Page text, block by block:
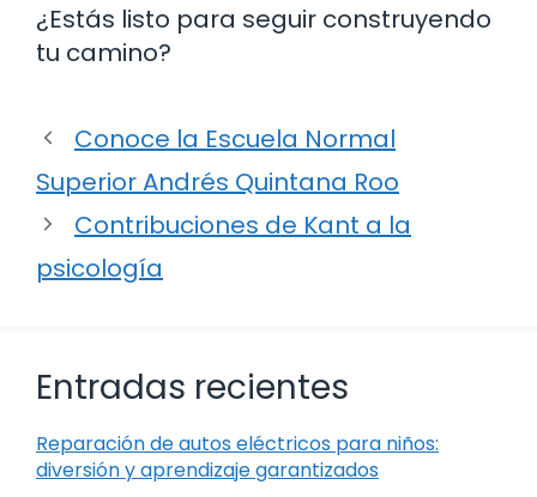
¿Estás listo para seguir construyendo
tu camino?
Conoce la Escuela Normal
Superior Andrés Quintana Roo
Contribuciones de Kant a la
psicología
Entradas recientes
Reparación de autos eléctricos para niños:
diversión y aprendizaje garantizados